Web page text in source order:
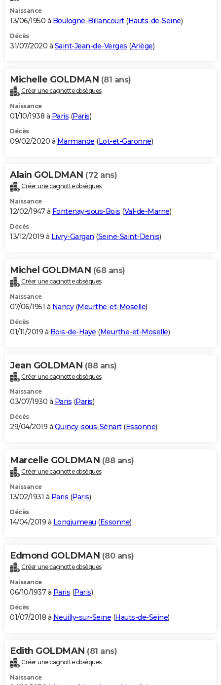
Naissance
13/06/1950 à Boulogne-Billancourt(Hauts-de-Seine)
Décès
31/07/2020 à Saint-Jean-de-Verges (Ariège)
Michelle GOLDMAN (81 ans)
Créer une cagnotte obsèques
Naissance
01/10/1938 à Paris (Paris)
Décès
09/02/2020 à Marmande (Lot-et-Garonne)
Alain GOLDMAN (72 ans)
Créer une cagnotte obsèques
Naissance
12/02/1947 à Fontenay-sous-Bois (Val-de-Marne)
Décès
13/12/2019 à Livry-Gargan (Seine-Saint-Denis)
Michel GOLDMAN (68 ans)
Créer une cagnotte obsèques
Naissance
07/06/1951 à Nancy(Meurthe-et-Moselle)
Décès
01/11/2019 à Bois-de-Haye (Meurthe-et-Moselle)
Jean GOLDMAN (88 ans)
Créer une cagnotte obsèques
Naissance
03/07/1930 à Paris (Paris)
Décès
29/04/2019 à Quincy-sous-Sénart(Essonne)
Marcelle GOLDMAN (88 ans)
Créer une cagnotte obsèques
Naissance
13/02/1931 à Paris (Paris)
Décès
14/04/2019 à Longjumeau (Essonne)
Edmond GOLDMAN (80 ans)
Créer une cagnotte obsèques
Naissance
06/10/1937 à Paris (Paris)
Décès
01/07/2018 à Neuilly-sur-Seine (Hauts-de-Seine)
Edith GOLDMAN (81 ans)
Créer une cagnotte obsèques
Naissance